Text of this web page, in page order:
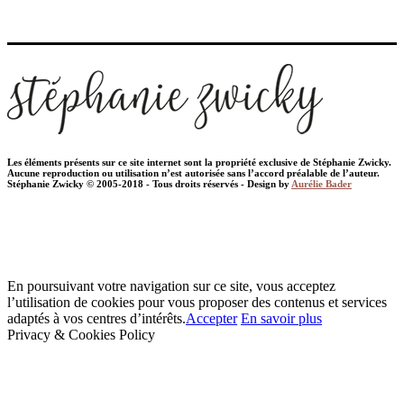
Les éléments présents sur ce site internet sont la propriété exclusive de Stéphanie Zwicky.
Aucune reproduction ou utilisation n’est autorisée sans l’accord préalable de l’auteur.
Stéphanie Zwicky © 2005-2018 - Tous droits réservés - Design by Aurélie Bader
En poursuivant votre navigation sur ce site, vous acceptez
l’utilisation de cookies pour vous proposer des contenus et services
adaptés à vos centres d’intérêts.Accepter En savoir plus
Privacy & Cookies Policy